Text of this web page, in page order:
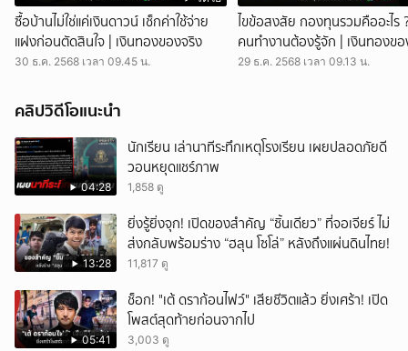
ร่วมกันอุ้มนายอุเทน ชายอายุ 40 ปี ผู้เสียหาย เพื่อนำตัวไปฆ่าในพื้นที่อำเภอ
บางน้ำเปรี้ยว จังหวัดฉะเชิงเทรา นอกจากนี้ จากการตรวจสอบประวัติ
อาชญากรรมของ นายพิรุณ หรือแบงค์ ยังพบว่าเคยมีคดีฆ่าผู้อื่น เมื่อปี พ.ศ.
2557 และมีคดีพัวพันกับการใช้อาวุธปืนยิงรถบริเวณไฟแดงคลองเจ็ด ถนน
ข้อกล่าวหา และควบคุมตัว นายพิรุณ หรือแบงค์ ส่งมอบให้พนักงานสอบสวน
สน.มีนบุรี เพื่อดำเนินคดีตามกฎหมายต่อไปบตัวไปดำเนินคดี [00:00]
จับกุม แบงค์ ผู้ต้องหา อุ้มขู่ฆ่า หลังหลบหนี 2 ปี, [00:22] ตำรวจ สืบสวน
นครบาล รวบได้ที่คอนโดฉะเชิงเทรา, [00:28] รับสารภาพ อุ้มนายอุเทน
เพื่อ ฆ่า ที่อำเภอบางน้ำเปรี้ยว, [00:42] ตรวจสอบพบประวัติ ฆ่าผู้อื่น และ
ยิงรถ, [00:45] แจ้งข้อหา ร่วมกันอุ้มฆ่า ก่อนส่ง สน.มีนบุรี กดติดตามช่อง
CH7HD News ได้ที่ : https://cutt.ly/YTch7hdnews ติดตามข่าวสารเพิ่ม
เติมได้ที่ https://news.ch7.com #ข่าวเด็ด 7 สี #ข่าวช่อง7
#CH7HDNEWS ติดตาม CH7HD News และ TERO Digital ได้ที่ :
https://linktr.ee/ch7hdnews_tero
ซื้อบ้านไม่ใช่แค่เงินดาวน์ เช็กค่าใช้จ่าย
แฝงก่อนตัดสินใจ | เงินทองของจริง
30 ธ.ค. 2568 เวลา 09.45 น.
ไขข้อสงสัย กองทุนรวมคืออะไร
คนทำงานต้องรู้จัก | เงินทองขอ
29 ธ.ค. 2568 เวลา 09.13 น.
คลิปวิดีโอแนะนำ
04:28
นักเรียน เล่านาทีระทึกเหตุโรงเรียน เผยปลอดภัยดี
วอนหยุดแชร์ภาพ
1,858 ดู
13:28
ยิ่งรู้ยิ่งจุก! เปิดของสำคัญ “ชิ้นเดียว” ที่จอเจียร์ ไม่
ส่งกลับพร้อมร่าง “ฮลุน โซโล่” หลังถึงแผ่นดินไทย!
11,817 ดู
05:41
ช็อก! "เต้ ดราก้อนไฟว์" เสียชีวิตแล้ว ยิ่งเศร้า! เปิด
โพสต์สุดท้ายก่อนจากไป
3,003 ดู